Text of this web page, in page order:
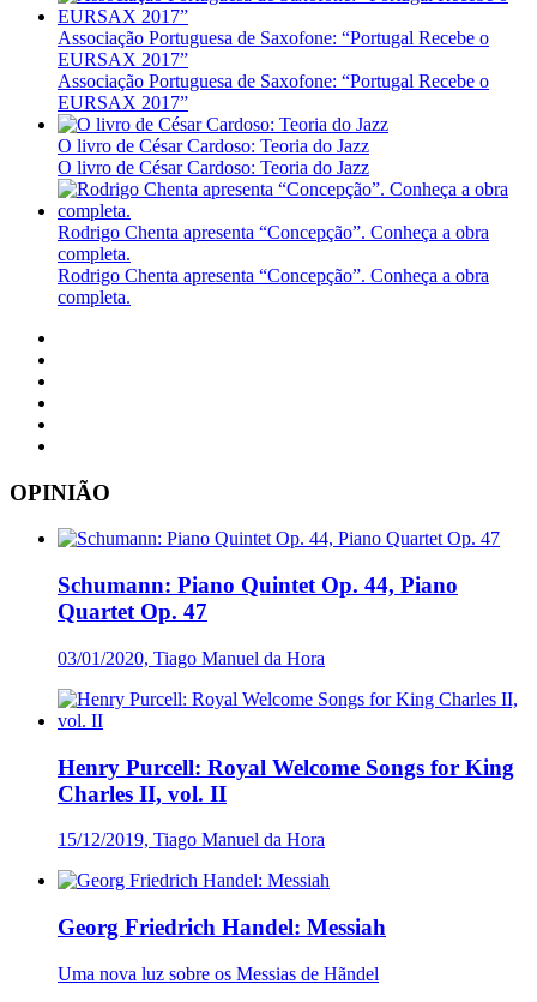
Associação Portuguesa de Saxofone: “Portugal Recebe o
EURSAX 2017”
Associação Portuguesa de Saxofone: “Portugal Recebe o
EURSAX 2017”
O livro de César Cardoso: Teoria do Jazz
O livro de César Cardoso: Teoria do Jazz
Rodrigo Chenta apresenta “Concepção”. Conheça a obra
completa.
Rodrigo Chenta apresenta “Concepção”. Conheça a obra
completa.
OPINIÃO
Schumann: Piano Quintet Op. 44, Piano
Quartet Op. 47
03/01/2020, Tiago Manuel da Hora
Henry Purcell: Royal Welcome Songs for King
Charles II, vol. II
15/12/2019, Tiago Manuel da Hora
Georg Friedrich Handel: Messiah
Uma nova luz sobre os Messias de Hãndel